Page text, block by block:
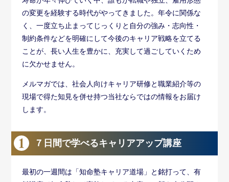
の変更を経験する時代がやってきました。年令に関係な
く、一度立ち止まってじっくりと自分の強み・志向性・
制約条件などを明確にして今後のキャリア戦略を立てる
ことが、長い人生を豊かに、充実して過ごしていくため
に欠かせません。
メルマガでは、社会人向けキャリア研修と職業紹介等の
現場で得た知見を併せ持つ当社ならではの情報をお届け
します。
７日間で学べるキャリアアップ講座
最初の一週間は「知命塾キャリア道場」と銘打って、有